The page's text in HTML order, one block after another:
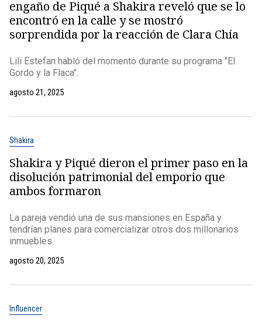
engaño de Piqué a Shakira reveló que se lo
encontró en la calle y se mostró
sorprendida por la reacción de Clara Chía
Lili Estefan habló del momento durante su programa "El
Gordo y la Flaca".
agosto 21, 2025
Shakira
Shakira y Piqué dieron el primer paso en la
disolución patrimonial del emporio que
ambos formaron
La pareja vendió una de sus mansiones en España y
tendrían planes para comercializar otros dos millonarios
inmuebles.
agosto 20, 2025
Influencer